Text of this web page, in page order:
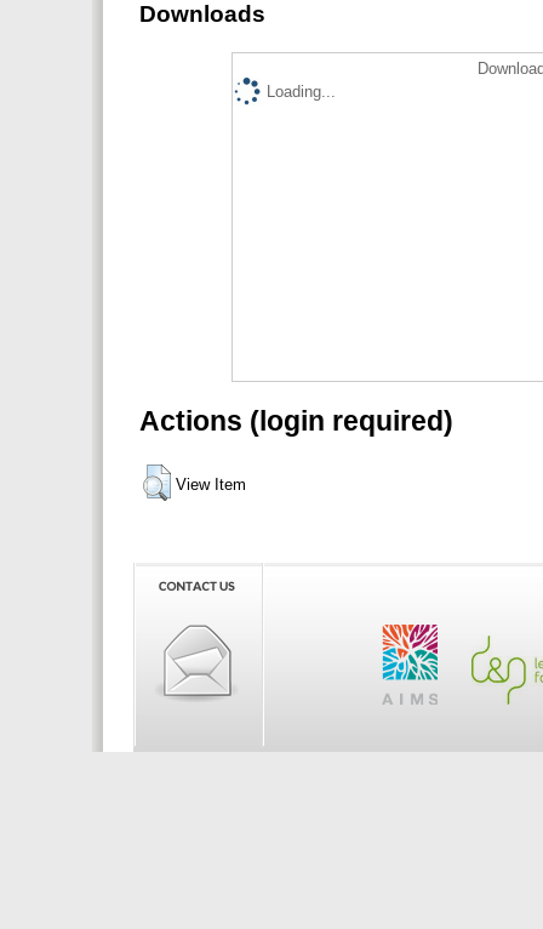
Downloads
Loading...
Actions (login required)
View Item